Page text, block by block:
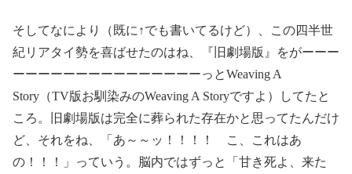
そしてなにより（既に↑でも書いてるけど）、この四半世
紀リアタイ勢を喜ばせたのはね、『旧劇場版』をがーーー
ーーーーーーーーーーーーーーーっとWeaving A
Story（TV版お馴染みのWeaving A Storyですよ）してたと
ころ。旧劇場版は完全に葬られた存在かと思ってたんだけ
ど、それをね、「あ～～ッ！！！！ こ、これはあ
の！！！」っていう。脳内ではずっと「甘き死よ、来た